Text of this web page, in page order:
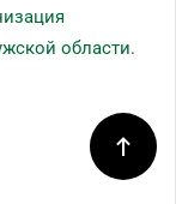
области.